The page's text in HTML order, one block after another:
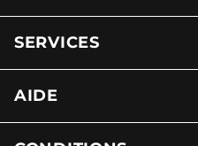
SERVICES
AIDE